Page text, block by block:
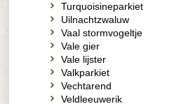
Turquoisineparkiet
Uilnachtzwaluw
Vaal stormvogeltje
Vale gier
Vale lijster
Valkparkiet
Vechtarend
Veldleeuwerik